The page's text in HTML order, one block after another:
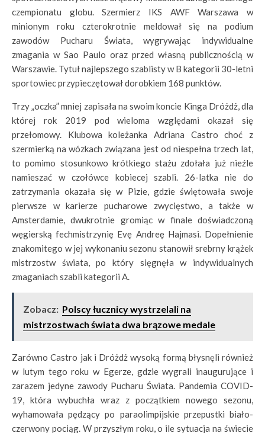
czempionatu globu. Szermierz IKS AWF Warszawa w
minionym roku czterokrotnie meldował się na podium
zawodów Pucharu Świata, wygrywając indywidualne
zmagania w Sao Paulo oraz przed własną publicznością w
Warszawie. Tytuł najlepszego szablisty w B kategorii 30-letni
sportowiec przypieczętował dorobkiem 168 punktów.
Trzy „oczka” mniej zapisała na swoim koncie Kinga Dróżdż, dla
której rok 2019 pod wieloma względami okazał się
przełomowy. Klubowa koleżanka Adriana Castro choć z
szermierką na wózkach związana jest od niespełna trzech lat,
to pomimo stosunkowo krótkiego stażu zdołała już nieźle
namieszać w czołówce kobiecej szabli. 26-latka nie do
zatrzymania okazała się w Pizie, gdzie świętowała swoje
pierwsze w karierze pucharowe zwycięstwo, a także w
Amsterdamie, dwukrotnie gromiąc w finale doświadczoną
węgierską fechmistrzynię Evę Andreę Hajmasi. Dopełnienie
znakomitego w jej wykonaniu sezonu stanowił srebrny krążek
mistrzostw świata, po który sięgnęła w indywidualnych
zmaganiach szabli kategorii A.
Zobacz: Polscy łucznicy wystrzelali na
mistrzostwach świata dwa brązowe medale
Zarówno Castro jak i Dróżdż wysoką formą błysnęli również
w lutym tego roku w Egerze, gdzie wygrali inaugurujące i
zarazem jedyne zawody Pucharu Świata. Pandemia COVID-
19, która wybuchła wraz z początkiem nowego sezonu,
wyhamowała pędzący po paraolimpijskie przepustki biało-
czerwony pociąg. W przyszłym roku, o ile sytuacja na świecie